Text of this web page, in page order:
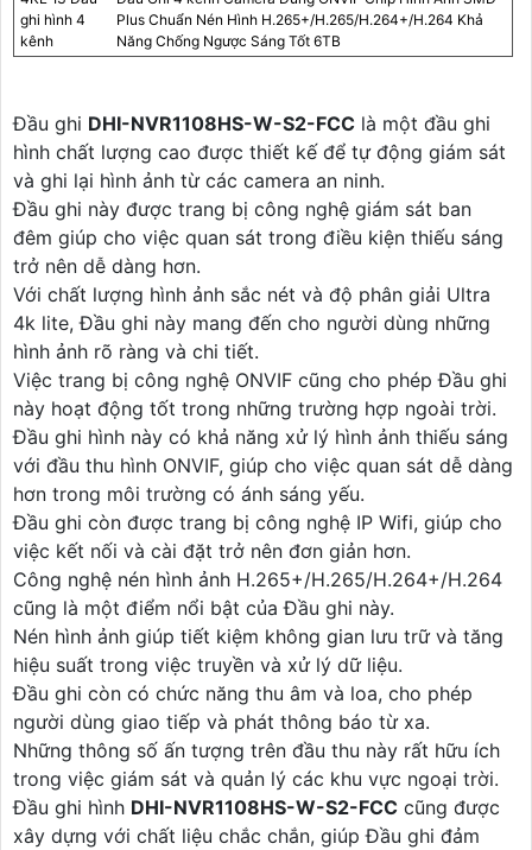
ghi hình 4
kênh
Plus Chuẩn Nén Hình H.265+/H.265/H.264+/H.264 Khả
Năng Chống Ngược Sáng Tốt 6TB
Đầu ghi DHI-NVR1108HS-W-S2-FCC là một đầu ghi
hình chất lượng cao được thiết kế để tự động giám sát
và ghi lại hình ảnh từ các camera an ninh.
Đầu ghi này được trang bị công nghệ giám sát ban
đêm giúp cho việc quan sát trong điều kiện thiếu sáng
trở nên dễ dàng hơn.
Với chất lượng hình ảnh sắc nét và độ phân giải Ultra
4k lite, Đầu ghi này mang đến cho người dùng những
hình ảnh rõ ràng và chi tiết.
Việc trang bị công nghệ ONVIF cũng cho phép Đầu ghi
này hoạt động tốt trong những trường hợp ngoài trời.
Đầu ghi hình này có khả năng xử lý hình ảnh thiếu sáng
với đầu thu hình ONVIF, giúp cho việc quan sát dễ dàng
hơn trong môi trường có ánh sáng yếu.
Đầu ghi còn được trang bị công nghệ IP Wifi, giúp cho
việc kết nối và cài đặt trở nên đơn giản hơn.
Công nghệ nén hình ảnh H.265+/H.265/H.264+/H.264
cũng là một điểm nổi bật của Đầu ghi này.
Nén hình ảnh giúp tiết kiệm không gian lưu trữ và tăng
hiệu suất trong việc truyền và xử lý dữ liệu.
Đầu ghi còn có chức năng thu âm và loa, cho phép
người dùng giao tiếp và phát thông báo từ xa.
Những thông số ấn tượng trên đầu thu này rất hữu ích
trong việc giám sát và quản lý các khu vực ngoại trời.
Đầu ghi hình DHI-NVR1108HS-W-S2-FCC cũng được
xây dựng với chất liệu chắc chắn, giúp Đầu ghi đảm